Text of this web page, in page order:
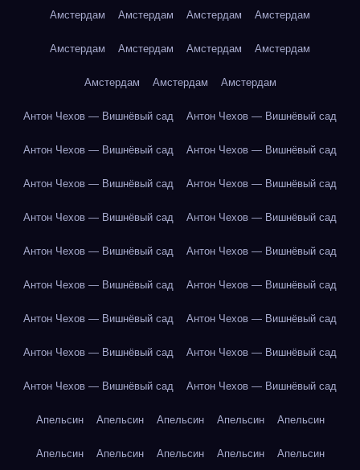
Амстердам Амстердам Амстердам Амстердам
Амстердам Амстердам Амстердам Амстердам
Амстердам Амстердам Амстердам
Антон Чехов — Вишнёвый сад Антон Чехов — Вишнёвый сад
Антон Чехов — Вишнёвый сад Антон Чехов — Вишнёвый сад
Антон Чехов — Вишнёвый сад Антон Чехов — Вишнёвый сад
Антон Чехов — Вишнёвый сад Антон Чехов — Вишнёвый сад
Антон Чехов — Вишнёвый сад Антон Чехов — Вишнёвый сад
Антон Чехов — Вишнёвый сад Антон Чехов — Вишнёвый сад
Антон Чехов — Вишнёвый сад Антон Чехов — Вишнёвый сад
Антон Чехов — Вишнёвый сад Антон Чехов — Вишнёвый сад
Антон Чехов — Вишнёвый сад Антон Чехов — Вишнёвый сад
Апельсин Апельсин Апельсин Апельсин Апельсин
Апельсин Апельсин Апельсин Апельсин Апельсин